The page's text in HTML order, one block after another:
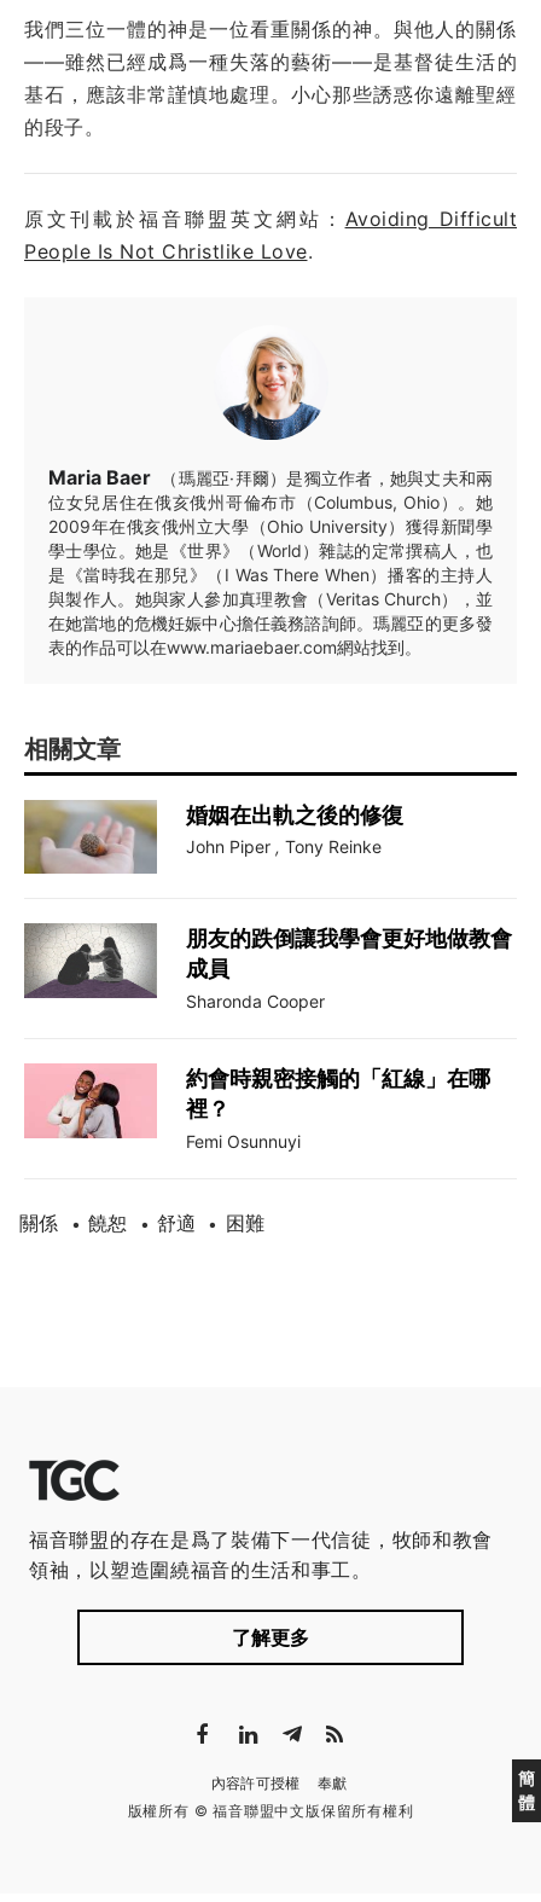
我們三位一體的神是一位看重關係的神。與他人的關係
——雖然已經成爲一種失落的藝術——是基督徒生活的
基石，應該非常謹慎地處理。小心那些誘惑你遠離聖經
的段子。
原文刊載於福音聯盟英文網站： Avoiding Difficult
People Is Not Christlike Love.
Maria Baer
（瑪麗亞·拜爾）是獨立作者，她與丈夫和兩
位女兒居住在俄亥俄州哥倫布市（Columbus, Ohio）。她
2009年在俄亥俄州立大學（Ohio University）獲得新聞學
學士學位。她是《世界》（World）雜誌的定常撰稿人，也
是《當時我在那兒》（I Was There When）播客的主持人
與製作人。她與家人參加真理教會（Veritas Church），並
在她當地的危機妊娠中心擔任義務諮詢師。瑪麗亞的更多發
表的作品可以在www.mariaebaer.com網站找到。
相關文章
婚姻在出軌之後的修復
John Piper , Tony Reinke
朋友的跌倒讓我學會更好地做教會
成員
Sharonda Cooper
約會時親密接觸的「紅線」在哪
裡？
Femi Osunnuyi
關係 • 饒恕 • 舒適 • 困難
簡
體
福音聯盟的存在是爲了裝備下一代信徒，牧師和教會
領袖，以塑造圍繞福音的生活和事工。
了解更多
內容許可授權
奉獻
版權所有 © 福音聯盟中文版保留所有權利